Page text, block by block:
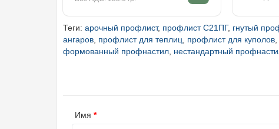
Теги: арочный профлист, профлист С21ПГ, гнутый
ангаров профлист для теплиц профлист для куполов
формованный профнастил нестандартный
Имя